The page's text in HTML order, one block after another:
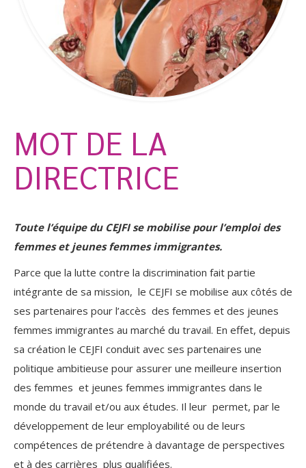
MOT DE LA
DIRECTRICE
Toute l’équipe du CEJFI se mobilise pour l’emploi des
femmes et jeunes femmes immigrantes.
Parce que la lutte contre la discrimination fait partie
intégrante de sa mission, le CEJFI se mobilise aux côtés de
ses partenaires pour l’accès des femmes et des jeunes
femmes immigrantes au marché du travail. En effet, depuis
sa création le CEJFI conduit avec ses partenaires une
politique ambitieuse pour assurer une meilleure insertion
des femmes et jeunes femmes immigrantes dans le
monde du travail et/ou aux études. Il leur permet, par le
développement de leur employabilité ou de leurs
compétences de prétendre à davantage de perspectives
et à des carrières plus qualifiées.